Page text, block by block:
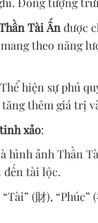
Tài Ấn được
theo năng
hiện sự phú
thêm giá trị
xảo:
hình ảnh Thần
đến tài lộc.
(財),